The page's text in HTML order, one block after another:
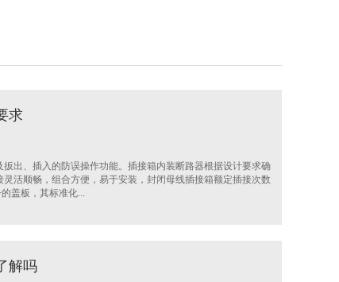
求
出、插入的防误操作功能。插接箱内装断路器根据设计要求确
活顺畅，组合方便，易于安装，封闭母线插接箱额定插接次数
盖板，其标准化...
解吗